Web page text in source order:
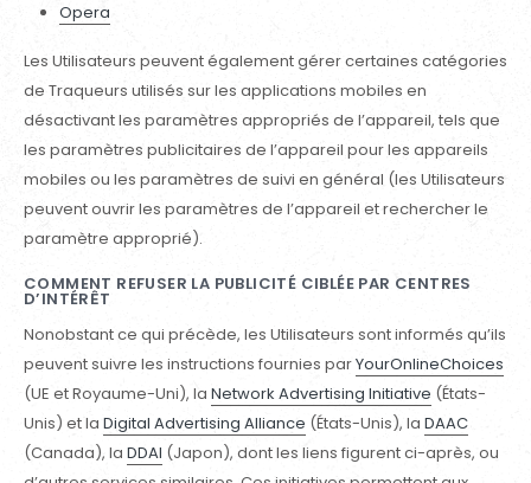
Opera
Les Utilisateurs peuvent également gérer certaines catégories
de Traqueurs utilisés sur les applications mobiles en
désactivant les paramètres appropriés de l’appareil, tels que
les paramètres publicitaires de l’appareil pour les appareils
mobiles ou les paramètres de suivi en général (les Utilisateurs
peuvent ouvrir les paramètres de l’appareil et rechercher le
paramètre approprié).
COMMENT REFUSER LA PUBLICITÉ CIBLÉE PAR CENTRES
D’INTÉRÊT
Nonobstant ce qui précède, les Utilisateurs sont informés qu’ils
peuvent suivre les instructions fournies parYourOnlineChoices
(UE et Royaume-Uni), la Network Advertising Initiative (États-
Unis) et la Digital Advertising Alliance (États-Unis), la DAAC
(Canada), la DDAI (Japon), dont les liens figurent ci-après, ou